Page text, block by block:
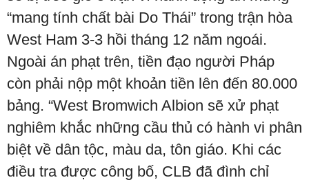
“mang tính chất bài Do Thái” trong trận hòa
West Ham 3-3 hồi tháng 12 năm ngoái.
Ngoài án phạt trên, tiền đạo người Pháp
còn phải nộp một khoản tiền lên đến 80.000
bảng. “West Bromwich Albion sẽ xử phạt
nghiêm khắc những cầu thủ có hành vi phân
biệt về dân tộc, màu da, tôn giáo. Khi các
điều tra được công bố, CLB đã đình chỉ